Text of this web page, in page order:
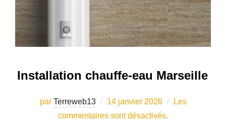
Installation chauffe-eau Marseille
par Terreweb13
Publié
le
14 janvier 2026
Les
commentaires sont désactivés.